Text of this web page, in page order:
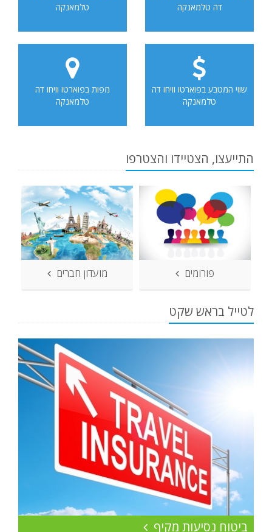
דה טלמאנקה
טלמאנקה
שווי המטבע בפוארטו וויחו דה
טלמאנקה
מפות בפוארטו וויחו דה
טלמאנקה
התייעצו, הצטיידו והצטרפו
פורומים מועדון חברים
לטייל בראש שקט
ביטוח נסיעות מקיף